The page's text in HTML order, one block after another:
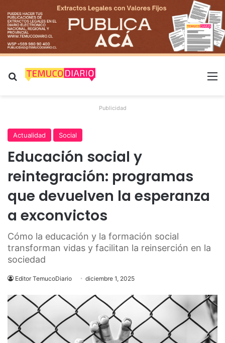
Buscar por
Publicidad
Actualidad Social
Educación social y
reintegración: programas
que devuelven la esperanza
a exconvictos
Cómo la educación y la formación social
transforman vidas y facilitan la reinserción en la
sociedad
Editor TemucoDiario diciembre 1, 2025